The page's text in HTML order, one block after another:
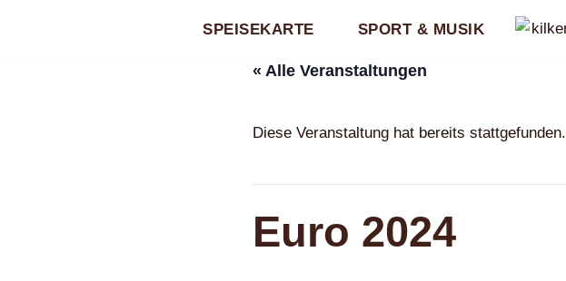
SPEISEKARTE SPORT & MUSIK
« Alle Veranstaltungen
Diese Veranstaltung hat bereits stattgefunden.
Euro 2024